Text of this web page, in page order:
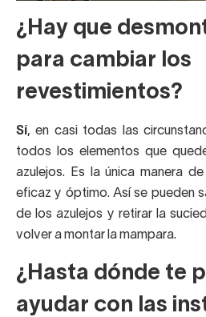
¿Hay que
para cambiar los
revestimientos?
Sí , en casi todas las
todos los elementos que
azulejos. Es la única manera
eficaz y óptimo. Así se pueden
de los azulejos y retirar la
volver a montar la mampara.
¿Hasta dónde te
ayudar con las